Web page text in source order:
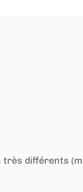
très différents